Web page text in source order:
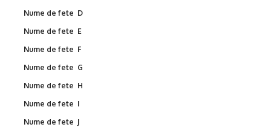
Nume de fete D
Nume de fete E
Nume de fete F
Nume de fete G
Nume de fete H
Nume de fete I
Nume de fete J